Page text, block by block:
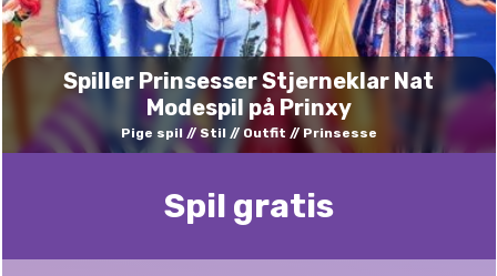
Spiller Prinsesser Stjerneklar Nat
Modespil på Prinxy
Pige spil Stil Outfit Prinsesse
Spil gratis